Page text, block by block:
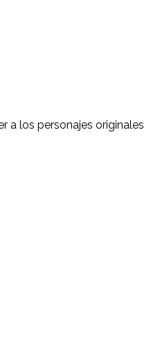
a los personajes originales